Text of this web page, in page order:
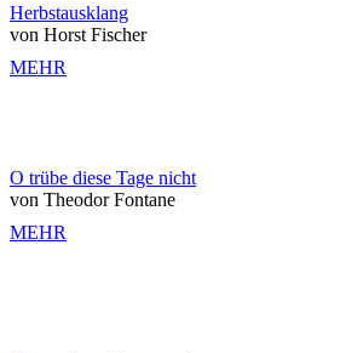
Herbstausklang
von Horst Fischer
MEHR
O trübe diese Tage nicht
von Theodor Fontane
MEHR